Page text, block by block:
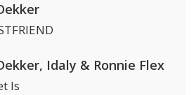
Idaly & Ronnie Flex
Is